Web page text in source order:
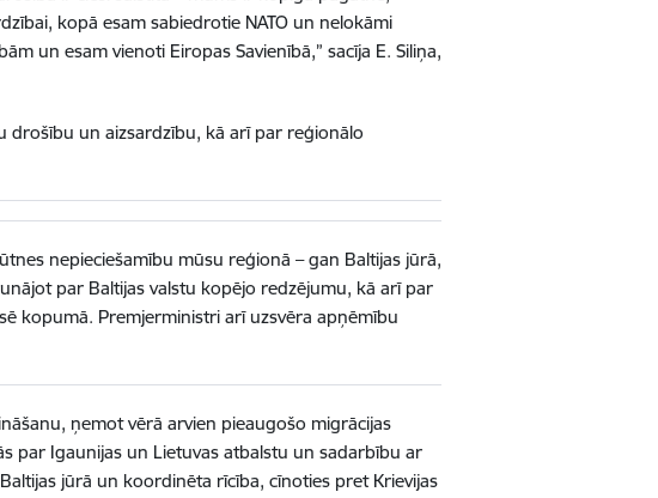
kopā esam sabiedrotie NATO un nelokāmi
un esam vienoti Eiropas Savienībā,” sacīja E. Siliņa,
drošību un aizsardzību, kā arī par reģionālo
nepieciešamību mūsu reģionā – gan Baltijas jūrā,
par Baltijas valstu kopējo redzējumu, kā arī par
kopumā. Premjerministri arī uzsvēra apņēmību
ņemot vērā arvien pieaugošo migrācijas
par Igaunijas un Lietuvas atbalstu un sadarbību ar
jūrā un koordinēta rīcība, cīnoties pret Krievijas